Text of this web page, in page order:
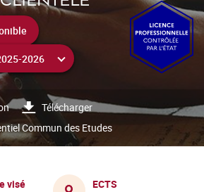
Télécharger
Commun des Etudes
visé
ECTS